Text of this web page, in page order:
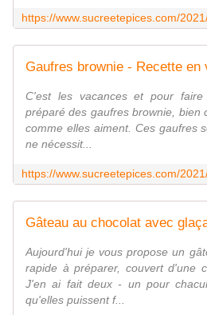
C'est les vacances et pour
préparé des gaufres brownie, bien
comme elles aiment. Ces gaufres
ne nécessit...
Aujourd'hui je vous propose un
rapide à préparer, couvert d'une
J'en ai fait deux - un pour
qu'elles puissent f...